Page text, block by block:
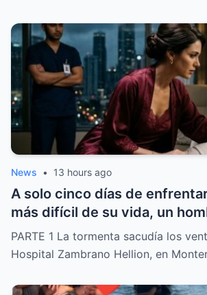
News • 13 hours ago
A solo cinco días de
más difícil de su vida, un
una confesión inesperada de
esposa relacionada con una
82 millones. Lo que parecía
PARTE 1 La tormenta sacudía los
Hospital Zambrano Hellion, en